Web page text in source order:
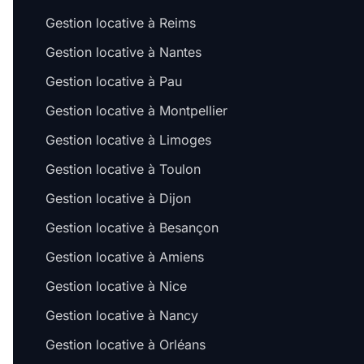
Gestion locative à Reims
Gestion locative à Nantes
Gestion locative à Pau
Gestion locative à Montpellier
Gestion locative à Limoges
Gestion locative à Toulon
Gestion locative à Dijon
Gestion locative à Besançon
Gestion locative à Amiens
Gestion locative à Nice
Gestion locative à Nancy
Gestion locative à Orléans